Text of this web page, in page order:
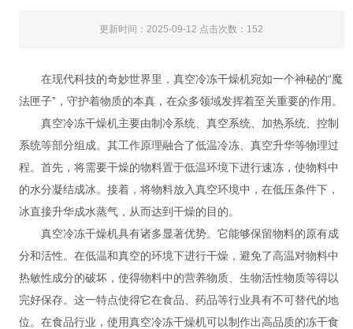
更新时间：2025-09-12 点击次数：152
在现代科技的奇妙世界里，真空冷冻干燥机宛如一个神秘的“魔
法匣子”，守护着物质的本真，在众多领域发挥着至关重要的作用。
真空冷冻干燥机主要由制冷系统、真空系统、加热系统、控制
系统等部分组成。其工作原理融合了低温冷冻、真空升华等物理过
程。首先，将需要干燥的物料置于低温环境下进行速冻，使物料中
的水分凝结成冰。接着，将物料放入真空环境中，在低压条件下，
冰直接升华成水蒸气，从而达到干燥的目的。
真空冷冻干燥机具有诸多显著优势。它能够保留物料的原有成
分和活性。在低温和真空的环境下进行干燥，避免了高温对物料中
热敏性成分的破坏，使得物料中的营养物质、生物活性物质等得以
完好保存。这一特点使得它在食品、药品等行业具有不可替代的地
位。在食品行业，使用真空冷冻干燥机可以制作出高品质的冻干食